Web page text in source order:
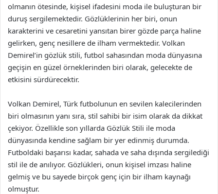
olmanın ötesinde, kişisel ifadesini moda ile buluşturan bir
duruş sergilemektedir. Gözlüklerinin her biri, onun
karakterini ve cesaretini yansıtan birer gözde parça haline
gelirken, genç nesillere de ilham vermektedir. Volkan
Demirel’in gözlük stili, futbol sahasından moda dünyasına
geçişin en güzel örneklerinden biri olarak, gelecekte de
etkisini sürdürecektir.
Volkan Demirel, Türk futbolunun en sevilen kalecilerinden
biri olmasının yanı sıra, stil sahibi bir isim olarak da dikkat
çekiyor. Özellikle son yıllarda Gözlük Stili ile moda
dünyasında kendine sağlam bir yer edinmiş durumda.
Futboldaki başarısı kadar, sahada ve saha dışında sergilediği
stil ile de anılıyor. Gözlükleri, onun kişisel imzası haline
gelmiş ve bu sayede birçok genç için bir ilham kaynağı
olmuştur.